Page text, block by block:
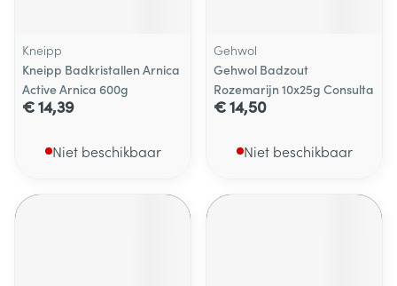
Kneipp
Kneipp Badkristallen Arnica
Active Arnica 600g
€ 14,39
Niet beschikbaar
Gehwol
Gehwol Badzout
Rozemarijn 10x25g Consulta
€ 14,50
Niet beschikbaar